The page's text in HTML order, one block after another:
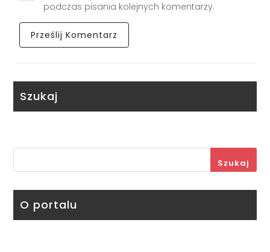
podczas pisania kolejnych komentarzy.
Szukaj
Szukaj
O portalu